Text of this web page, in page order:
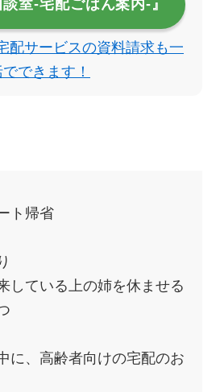
室‐宅配ごはん案内‐』
配サービスの資料請求も一
できます！
ト帰省
している上の姉を休ませる
に、高齢者向けの宅配のお